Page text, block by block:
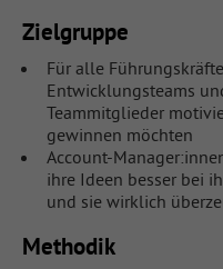
Zielgruppe
Für alle
Entwicklungsteams
Teammitglieder
gewinnen möchten
Account-
ihre Ideen besser bei
und sie wirklich
Methodik